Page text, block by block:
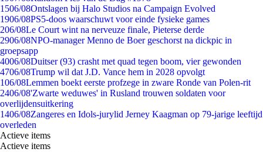
1506/08Ontslagen bij Halo Studios na Campaign Evolved
1906/08PS5-doos waarschuwt voor einde fysieke games
206/08Le Court wint na nerveuze finale, Pieterse derde
2906/08NPO-manager Menno de Boer geschorst na dickpic in
groepsapp
4006/08Duitser (93) crasht met quad tegen boom, vier gewonden
4706/08Trump wil dat J.D. Vance hem in 2028 opvolgt
106/08Lemmen boekt eerste profzege in zware Ronde van Polen-rit
2406/08'Zwarte weduwes' in Rusland trouwen soldaten voor
overlijdensuitkering
1406/08Zangeres en Idols-jurylid Jerney Kaagman op 79-jarige leeftijd
overleden
Actieve items
Actieve items